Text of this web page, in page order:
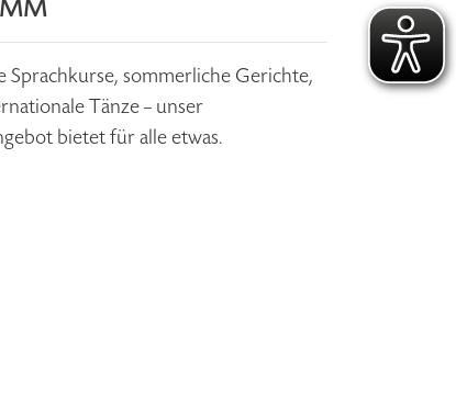
sommerliche Gerichte,
Tänze – unser
bietet für alle etwas.